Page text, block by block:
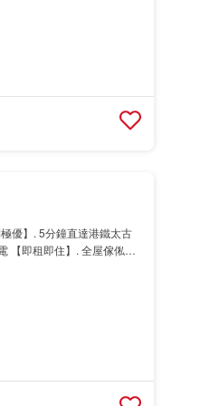
優】. 5分鐘直達港鐵太古
【即租即住】. 全屋傢俬電
速】. 費用內置免費高速
大廈設施】. 設有平地電梯